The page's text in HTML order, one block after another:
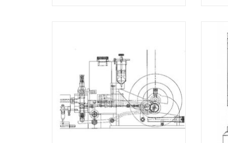
TOEVOEGEN AAN WINKELWAGEN